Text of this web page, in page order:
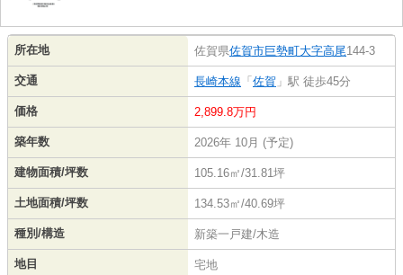
所在地 佐賀県佐賀市巨勢町大字高尾144-3
交通 長崎本線 「 佐賀 」駅 徒歩45分
価格 2,899.8万円
築年数 2026年 10月 (予定)
建物面積/坪数 105.16㎡/31.81坪
土地面積/坪数 134.53㎡/40.69坪
種別/構造 新築一戸建/木造
地目 宅地